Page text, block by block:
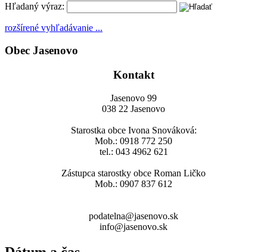
Hľadaný výraz:
rozšírené vyhľadávanie ...
Obec Jasenovo
Kontakt
Jasenovo 99
038 22 Jasenovo
Starostka obce Ivona Snováková:
Mob.: 0918 772 250
tel.: 043 4962 621
Zástupca starostky obce Roman Ličko
Mob.: 0907 837 612
podatelna@jasenovo.sk
info@jasenovo.sk